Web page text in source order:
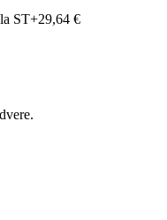
ST+29,64 €